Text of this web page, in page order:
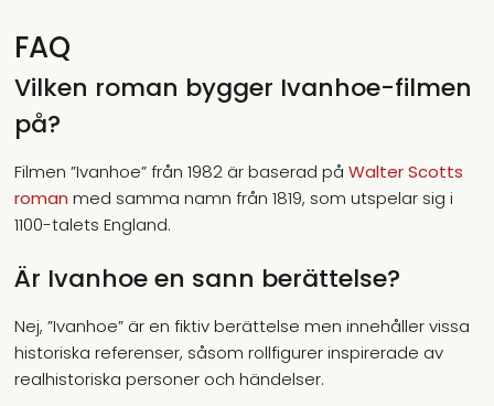
FAQ
Vilken roman bygger Ivanhoe-filmen
på?
Filmen ”Ivanhoe” från 1982 är baserad påWalter Scotts
roman med samma namn från 1819, som utspelar sig i
1100-talets England.
Är Ivanhoe en sann berättelse?
Nej, ”Ivanhoe” är en fiktiv berättelse men innehåller vissa
historiska referenser, såsom rollfigurer inspirerade av
realhistoriska personer och händelser.